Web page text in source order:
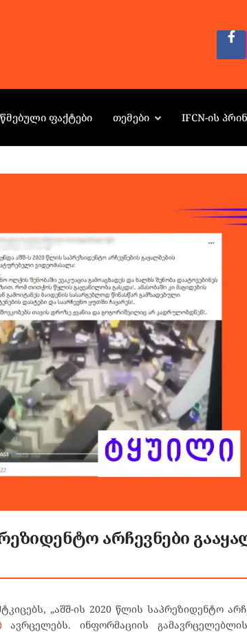
ᲤᲐᲥᲢᲔᲑᲘ ᲗᲔᲛᲔᲑᲘ IFCN-ᲘᲡ
არჩევნები
„აშშ-ის 2020 წლის საპრეზიდენტო
ავრცელებს. ინფორმაციის